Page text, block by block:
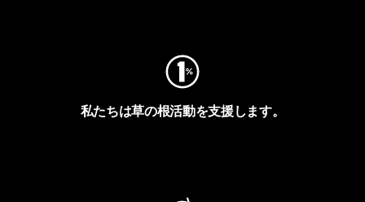
私たちは草の根活動を支援します。